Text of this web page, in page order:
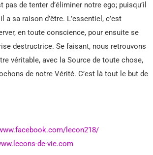
pas de tenter d’éliminer notre ego; puisqu’il
a sa raison d’être. L’essentiel, c’est
en toute conscience, pour ensuite se
destructrice. Se faisant, nous retrouvons
véritable, avec la Source de toute chose,
de notre Vérité. C’est là tout le but de
lecon218/
de-vie.com